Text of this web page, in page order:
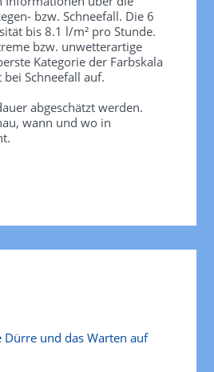
bzw. Schneefall. Die 6
bis 8.1 l/m² pro Stunde.
bzw. unwetterartige
Kategorie der Farbskala
Schneefall auf.
abgeschätzt werden.
wann und wo in
Dürre und das Warten auf